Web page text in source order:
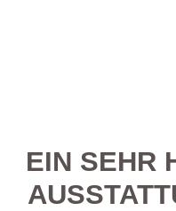
EIN SEHR